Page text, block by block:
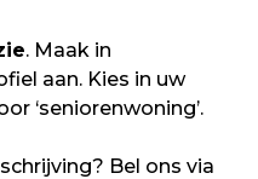
. Maak in
aan. Kies in uw
‘seniorenwoning’.
Bel ons via